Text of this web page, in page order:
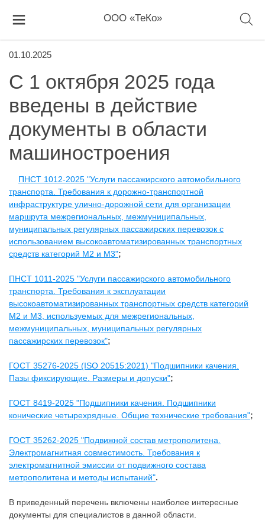
ООО «ТеКо»
01.10.2025
С 1 октября 2025 года
введены в действие
документы в области
машиностроения
ПНСТ 1012-2025 "Услуги пассажирского автомобильного
транспорта. Требования к дорожно-транспортной
инфраструктуре улично-дорожной сети для организации
маршрута межрегиональных, межмуниципальных,
муниципальных регулярных пассажирских перевозок с
использованием высокоавтоматизированных транспортных
средств категорий М2 и М3";
ПНСТ 1011-2025 "Услуги пассажирского автомобильного
транспорта. Требования к эксплуатации
высокоавтоматизированных транспортных средств категорий
М2 и М3, используемых для межрегиональных,
межмуниципальных, муниципальных регулярных
пассажирских перевозок";
ГОСТ 35276-2025 (ISO 20515:2021) "Подшипники качения.
Пазы фиксирующие. Размеры и допуски";
ГОСТ 8419-2025 "Подшипники качения. Подшипники
конические четырехрядные. Общие технические требования";
ГОСТ 35262-2025 "Подвижной состав метрополитена.
Электромагнитная совместимость. Требования к
электромагнитной эмиссии от подвижного состава
метрополитена и методы испытаний".
В приведенный перечень включены наиболее интересные
документы для специалистов в данной области.